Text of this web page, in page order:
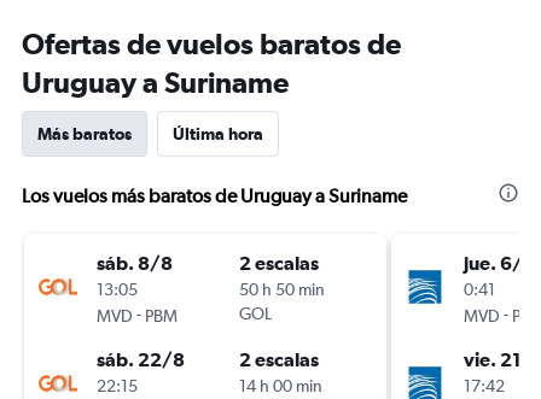
Ofertas de vuelos baratos de
Uruguay a Suriname
Más baratos Última hora
Los vuelos más baratos de Uruguay a Suriname
sáb. 8/8
13:05
MVD - PBM
2 escalas
50 h 50 min
GOL
sáb. 22/8
22:15
2 escalas
14 h 00 min
jue. 6/8
0:41
MVD -
vie. 21/
17:42